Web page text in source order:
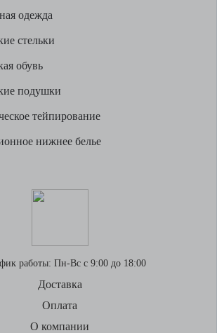
одежда
стельки
обувь
подушки
тейпирование
нижнее белье
работы: Пн-Вс с 9:00 до 18:00
Доставка
Оплата
О компании